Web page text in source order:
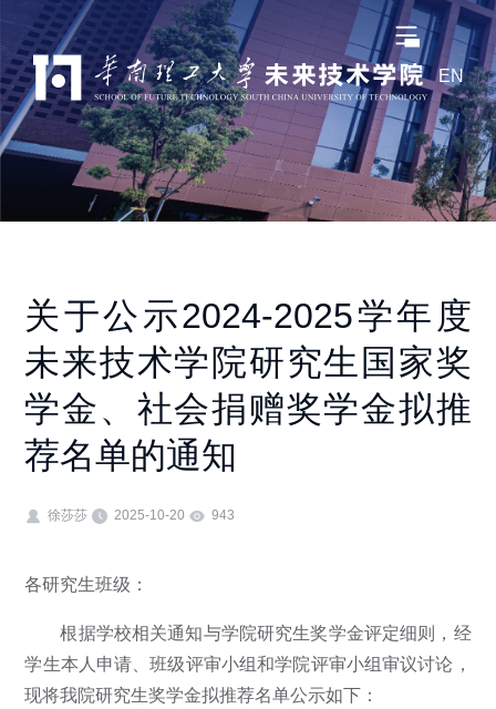
EN
关于公示2024-2025学年度
未来技术学院研究生国家奖
学金、社会捐赠奖学金拟推
荐名单的通知
徐莎莎 2025-10-20 943
各研究生班级：
根据学校相关通知与学院研究生奖学金评定细则，经
学生本人申请、班级评审小组和学院评审小组审议讨论，
现将我院研究生奖学金拟推荐名单公示如下：